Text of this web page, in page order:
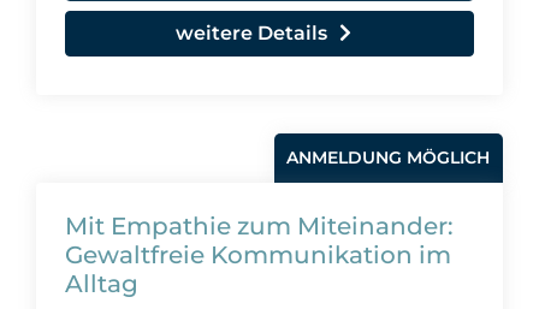
weitere Details
ANMELDUNG MÖGLICH
Mit Empathie zum Miteinander:
Gewaltfreie Kommunikation im
Alltag